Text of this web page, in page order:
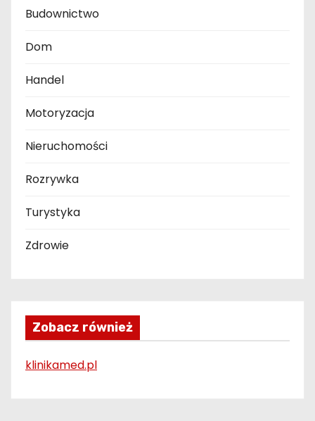
Budownictwo
Dom
Handel
Motoryzacja
Nieruchomości
Rozrywka
Turystyka
Zdrowie
Zobacz również
klinikamed.pl